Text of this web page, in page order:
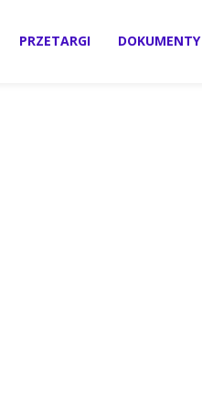
PRZETARGI DOKUMENTY